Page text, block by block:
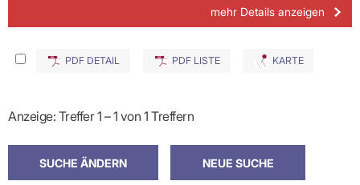
mehr Details anzeigen
PDF DETAIL PDF LISTE KARTE
Anzeige: Treffer 1 – 1 von 1 Treffern